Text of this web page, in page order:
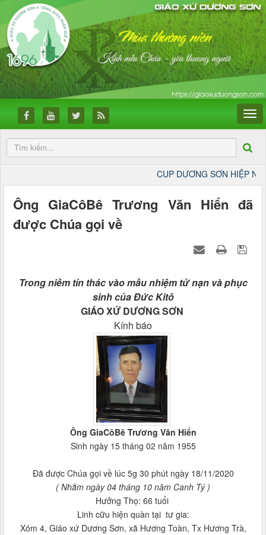
CUP DƯƠNG SƠN HIỆP NHẤT
Ông GiaCôBê Trương Văn Hiển đã
được Chúa gọi về
Trong niềm tín thác vào mầu nhiệm tử nạn và phục
sinh của Đức Kitô
GIÁO XỨ DƯƠNG SƠN
Kính báo
Ông GiaCôBê Trương Văn Hiển
Sinh ngày 15 tháng 02 năm 1955
Đã được Chúa gọi về lúc 5g 30 phút ngày 18/11/2020
( Nhằm ngày 04 tháng 10 năm Canh Tý )
Hưởng Thọ: 66 tuổi
Linh cữu hiện quàn tại tư gia:
Xóm 4, Giáo xứ Dương Sơn, xã Hương Toàn, Tx Hương Trà,